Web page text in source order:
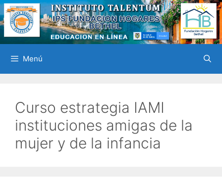
Saltar
al
contenido
Menú
Curso estrategia IAMI
instituciones amigas de la
mujer y de la infancia